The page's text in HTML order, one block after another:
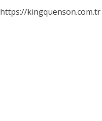
https://kingquenson.com.tr